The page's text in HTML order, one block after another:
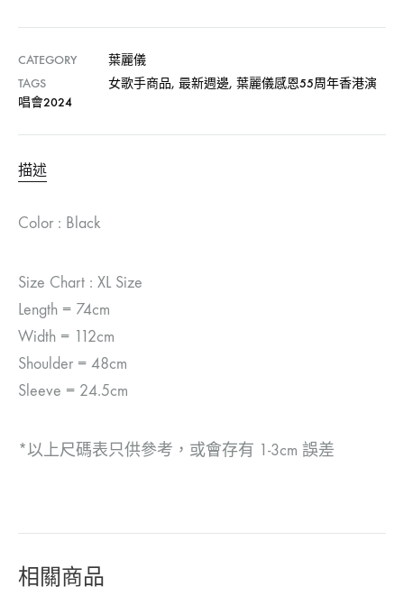
CATEGORY
葉麗儀
TAGS
女歌手商品, 最新週邊, 葉麗儀感恩55周年香港演
唱會2024
描述
Color : Black
Size Chart : XL Size
Length = 74cm
Width = 112cm
Shoulder = 48cm
Sleeve = 24.5cm
*以上尺碼表只供參考，或會存有 1-3cm 誤差
相關商品